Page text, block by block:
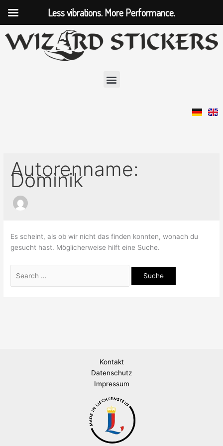
Inhalt
springen
Menu
Autorenname:
Dominik
Es scheint, als ob wir nicht das finden konnten, wonach du
gesucht hast. Möglicherweise hilft eine Suche.
nach:
Kontakt
Datenschutz
Impressum
Less vibrations. More Performance.